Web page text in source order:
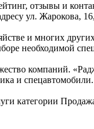
отзывы и
ул. Жарокова,
и многих
необходимой
компаний.
и спецавтомобили.
категории